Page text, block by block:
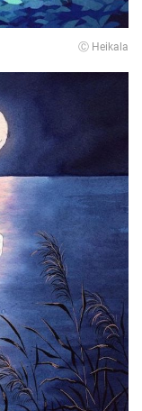
Ⓒ Heikala